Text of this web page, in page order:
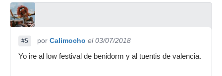
#5 por Calimocho el 03/07/2018
Yo ire al low festival de benidorm y al tuentis de valencia.